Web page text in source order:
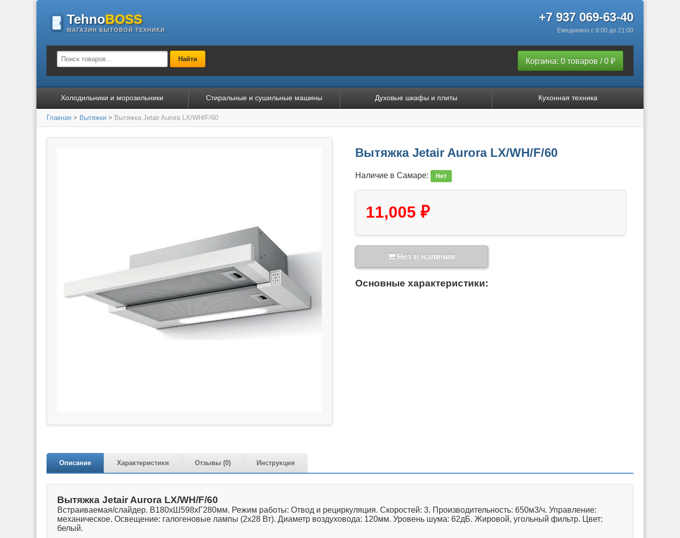
TehnoBOSS
МАГАЗИН БЫТОВОЙ ТЕХНИКИ
+7 937 069-63-40
Ежедневно с 9:00 до 21:00
Найти Корзина: 0 товаров / 0 ₽
Холодильники и морозильники Стиральные и сушильные машины Духовые шкафы и плиты Кухонная техника
Главная > Вытяжки > Вытяжка Jetair Aurora LX/WH/F/60
Вытяжка Jetair Aurora LX/WH/F/60
Наличие в Самаре: Нет
11,005 ₽
Нет в наличии
Основные характеристики:
Описание Характеристики Отзывы (0) Инструкция
Вытяжка Jetair Aurora LX/WH/F/60
Встраиваемая/слайдер. В180хШ598хГ280мм. Режим работы: Отвод и рециркуляция. Скоростей: 3. Производительность: 650м3/ч. Управление:
механическое. Освещение: галогеновые лампы (2х28 Вт). Диаметр воздуховода: 120мм. Уровень шума: 62дБ. Жировой, угольный фильтр. Цвет:
белый.